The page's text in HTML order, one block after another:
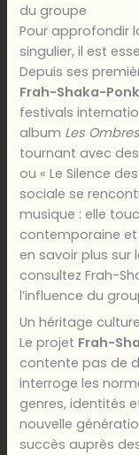
du groupe
Pour approfondir
singulier, il est
Depuis ses
Frah-Shaka-
festivals
album Les
tournant avec
ou « Le Silence
sociale se
musique : elle
contemporaine et
en savoir plus sur
consultez Frah-
l’influence du
Un héritage
Le projet Frah-
contente pas de
interroge les
genres, identités
nouvelle
succès auprès